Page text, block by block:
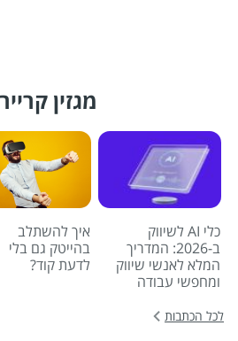
מגזין
כלי AI לשיווק
ב-2026: המדריך
המלא לאנשי שיווק
ומחפשי עבודה
איך להשתלב
בהייטק גם בלי
לדעת קוד?
לכל הכתבות